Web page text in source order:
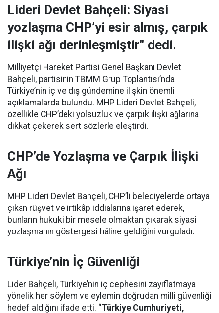
Lideri Devlet Bahçeli: Siyasi
yozlaşma CHP’yi esir almış, çarpık
ilişki ağı derinleşmiştir" dedi.
Milliyetçi Hareket Partisi Genel Başkanı Devlet
Bahçeli, partisinin TBMM Grup Toplantısı’nda
Türkiye’nin iç ve dış gündemine ilişkin önemli
açıklamalarda bulundu. MHP Lideri Devlet Bahçeli,
özellikle CHP’deki yolsuzluk ve çarpık ilişki ağlarına
dikkat çekerek sert sözlerle eleştirdi.
CHP’de Yozlaşma ve Çarpık İlişki
Ağı
MHP Lideri Devlet Bahçeli, CHP’li belediyelerde ortaya
çıkan rüşvet ve irtikâp iddialarına işaret ederek,
bunların hukuki bir mesele olmaktan çıkarak siyasi
yozlaşmanın göstergesi hâline geldiğini vurguladı.
Türkiye’nin İç Güvenliği
Lider Bahçeli, Türkiye’nin iç cephesini zayıflatmaya
yönelik her söylem ve eylemin doğrudan milli güvenliği
hedef aldığını ifade etti. “Türkiye Cumhuriyeti,